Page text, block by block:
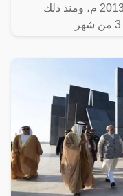
الاحتفال بها منذ يوم 3 نوفمبر سنة 2013 م، ومنذ ذلك